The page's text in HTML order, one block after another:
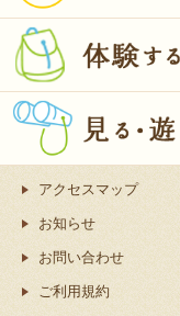
アクセスマップ
お知らせ
お問い合わせ
ご利用規約